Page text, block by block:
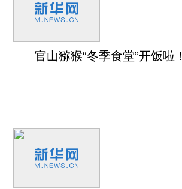
官山猕猴“冬季食堂”开饭啦！